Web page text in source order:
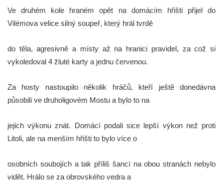
Ve druhém kole hraném opět na domácím hřišti přijel do
Vilémova velice silný soupeř, který hrál tvrdě
do těla, agresivně a místy až na hranici pravidel, za což si
vykoledoval 4 žluté karty a jednu červenou.
Za hosty nastoupilo několik hráčů, kteří ještě donedávna
působili ve druholigovém Mostu a bylo to na
jejich výkonu znát. Domácí podali sice lepší výkon než proti
Litoli, ale na menším hřišti to bylo více o
osobních soubojích a tak příliš šancí na obou stranách nebylo
vidět. Hrálo se za obrovského vedra a